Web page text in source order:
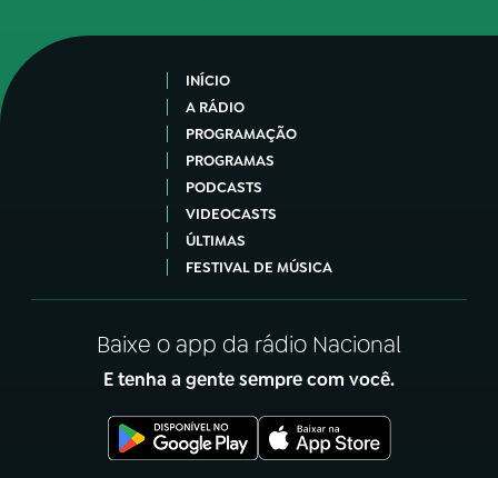
INÍCIO
A RÁDIO
PROGRAMAÇÃO
PROGRAMAS
PODCASTS
VIDEOCASTS
ÚLTIMAS
FESTIVAL DE MÚSICA
Baixe o app da rádio Nacional
E tenha a gente sempre com você.